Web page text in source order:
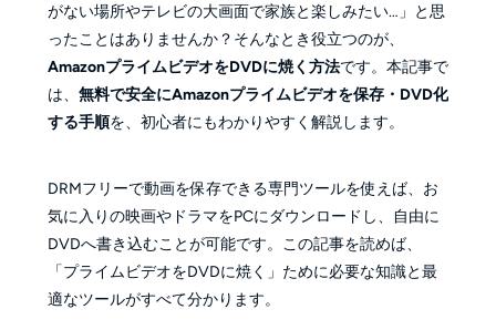
がない場所やテレビの大画面で家族と楽しみたい…」と思
ったことはありませんか？そんなとき役立つのが、
AmazonプライムビデオをDVDに焼く方法です。本記事で
は、 無料で安全にAmazonプライムビデオを保存・DVD化
する手順を、初心者にもわかりやすく解説します。
DRMフリーで動画を保存できる専門ツールを使えば、お
気に入りの映画やドラマをPCにダウンロードし、自由に
DVDへ書き込むことが可能です。この記事を読めば、
「プライムビデオをDVDに焼く」ために必要な知識と最
適なツールがすべて分かります。